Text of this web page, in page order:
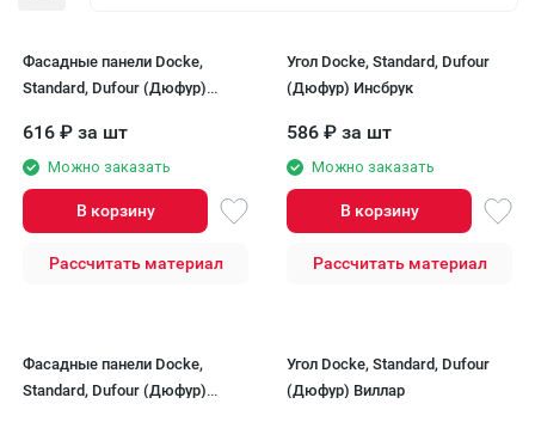
Фасадные панели Docke,
Standard, Dufour (Дюфур)
616 ₽ за шт
Можно заказать
В корзину
Рассчитать материал
Угол Docke, Standard, Dufour
(Дюфур) Инсбрук
586 ₽ за шт
Можно заказать
В корзину
Рассчитать материал
Фасадные панели Docke,
Standard, Dufour (Дюфур)
Угол Docke, Standard, Dufour
(Дюфур) Виллар